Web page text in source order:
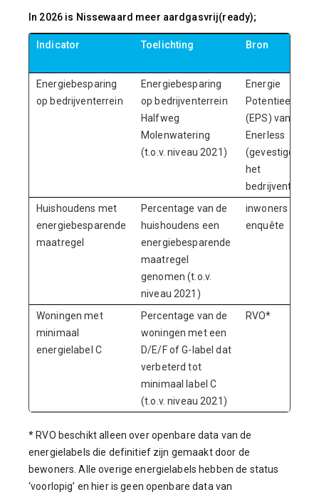
In 2026 is Nissewaard meer aardgasvrij(ready);
Indicator Toelichting Bron
Energiebesparing
op bedrijventerrein
Energiebesparing
op bedrijventerrein
Halfweg
Molenwatering
(t.o.v. niveau 2021)
Energie
Potentieel Scan
(EPS) van
Enerless
(gevestigd op
het
Huishoudens met
energiebesparende
maatregel
Percentage van de
huishoudens een
energiebesparende
maatregel
genomen (t.o.v.
niveau 2021)
inwoners
enquête
Woningen met
minimaal
energielabel C
Percentage van de
woningen met een
D/E/F of G-label dat
verbeterd tot
minimaal label C
(t.o.v. niveau 2021)
RVO*
* RVO beschikt alleen over openbare data van de
energielabels die definitief zijn gemaakt door de
bewoners. Alle overige energielabels hebben de status
‘voorlopig’ en hier is geen openbare data van